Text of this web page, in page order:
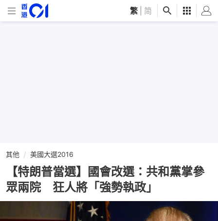
繁 简
其他 美國大選2016
【特朗普當選】國會改選：共和黨掌參
眾兩院 狂人將「強勢執政」